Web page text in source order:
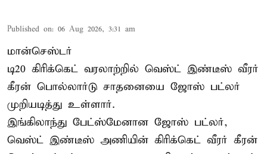
Published on: 06 Aug 2026, 3:31 am
மான்செஸ்டர்
டி20 கிரிக்கெட் வரலாற்றில் வெஸ்ட் இண்டீஸ் வீரர்
கீரன் பொல்லார்டு சாதனையை ஜோஸ் பட்லர்
முறியடித்து உள்ளார்.
இங்கிலாந்து பேட்ஸ்மேனான ஜோஸ் பட்லர்,
வெஸ்ட் இண்டீஸ் அணியின் கிரிக்கெட் வீரர் கீரன்